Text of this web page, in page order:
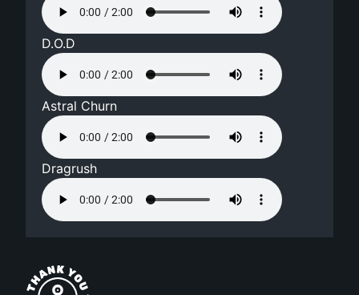
D.O.D
Astral Churn
Dragrush